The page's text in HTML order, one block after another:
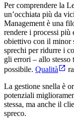
Per comprendere la
un’occhiata più da
Management è una
rendere i processi
obiettivo con il minor
sprechi per ridurre i
gli errori – allo stesso
possibile. Qualità
La gestione snella è
potenziali
stessa, ma anche il
spreco.